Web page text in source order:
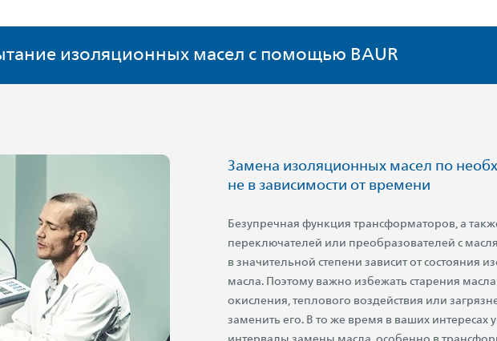
изоляционных масел с помощью BAUR
Замена изоляционных масел по
не в зависимости от времени
Безупречная функция трансформаторов, а
переключателей или преобразователей с
в значительной степени зависит от состояния
масла. Поэтому важно избежать старения масла
окисления, теплового воздействия или
заменить его. В то же время в ваших интересах